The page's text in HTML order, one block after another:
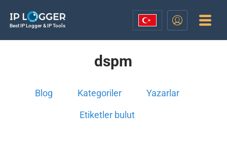
Best IP Logger & IP Tools
dspm
Blog Kategoriler Yazarlar
Etiketler bulut